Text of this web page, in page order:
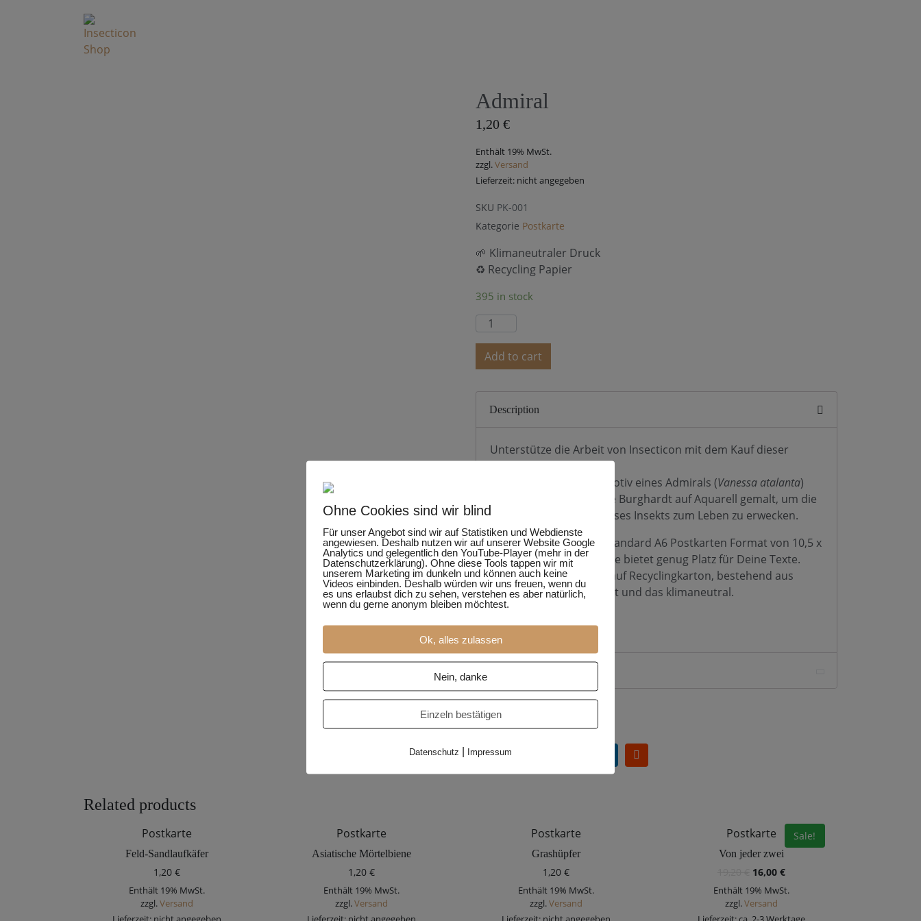
Admiral
1,20 €
Enthält 19% MwSt.
zzgl.Versand
Lieferzeit: nicht angegeben
SKU PK-001
Kategorie Postkarte
🌱 Klimaneutraler Druck
♻️ Recycling Papier
395 in stock
Add to cart
Description
Unterstütze die Arbeit von Insecticon mit dem Kauf dieser
Postkarte.
Das handgezeichnete Motiv eines Admirals (Vanessa atalanta)
wurde präzise von Heike Burghardt auf Aquarell gemalt, um die
einzigartigen Farben dieses Insekts zum Leben zu erwecken.
Die Postkarte hat das Standard A6 Postkarten Format von 10,5 x
14,8cm und die Rückseite bietet genug Platz für Deine Texte.
Diese Postkarte wurde auf Recyclingkarton, bestehend aus
100% Altpapier, gedruckt und das klimaneutral.
Related products
Postkarte
Feld-Sandlaufkäfer
1,20 €
Enthält 19% MwSt.
zzgl.Versand
Postkarte
Asiatische Mörtelbiene
1,20€
Enthält 19% MwSt.
zzgl.Versand
Postkarte
Grashüpfer
1,20€
Enthält 19% MwSt.
zzgl.Versand
Sale!
Postkarte
Von jeder zwei
16,00 €
Enthält 19% MwSt.
zzgl.Versand
Ohne Cookies sind wir blind
Für unser Angebot sind wir auf Statistiken und Webdienste
angewiesen. Deshalb nutzen wir auf unserer Website Google
Analytics und gelegentlich den YouTube-Player (mehr in der
Datenschutzerklärung). Ohne diese Tools tappen wir mit
unserem Marketing im dunkeln und können auch keine
Videos einbinden. Deshalb würden wir uns freuen, wenn du
es uns erlaubst dich zu sehen, verstehen es aber natürlich,
wenn du gerne anonym bleiben möchtest.
Ok, alles zulassen
Nein, danke
Einzeln bestätigen
Datenschutz | Impressum